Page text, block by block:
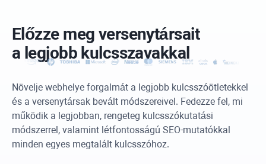
Előzze meg versenytársait
a legjobb kulcsszavakkal
Növelje webhelye forgalmát a legjobb kulcsszóötletekkel
és a versenytársak bevált módszereivel. Fedezze fel, mi
működik a legjobban, rengeteg kulcsszókutatási
módszerrel, valamint létfontosságú SEO-mutatókkal
minden egyes megtalált kulcsszóhoz.